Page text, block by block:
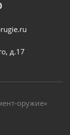
д.17
оружие»